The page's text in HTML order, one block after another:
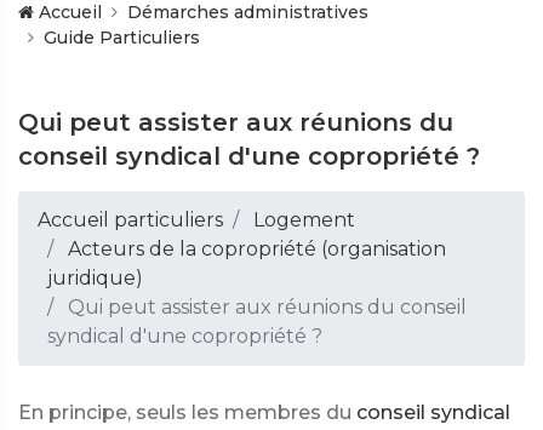
Accueil
Démarches administratives
Guide Particuliers
Qui peut assister aux réunions du
conseil syndical d'une copropriété ?
Accueil particuliers
Logement
Acteurs de la copropriété (organisation
juridique)
Qui peut assister aux réunions du conseil
syndical d'une copropriété ?
En principe, seuls les membres du conseil syndical